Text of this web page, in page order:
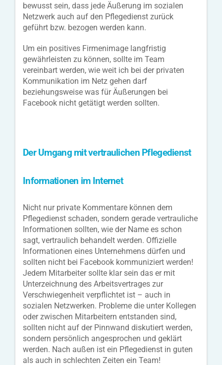
bewusst sein, dass jede Äußerung im sozialen
Netzwerk auch auf den Pflegedienst zurück
geführt bzw. bezogen werden kann.
Um ein positives Firmenimage langfristig
gewährleisten zu können, sollte im Team
vereinbart werden, wie weit ich bei der privaten
Kommunikation im Netz gehen darf
beziehungsweise was für Äußerungen bei
Facebook nicht getätigt werden sollten.
Der Umgang mit vertraulichen Pflegedienst
Informationen im Internet
Nicht nur private Kommentare können dem
Pflegedienst schaden, sondern gerade vertrauliche
Informationen sollten, wie der Name es schon
sagt, vertraulich behandelt werden. Offizielle
Informationen eines Unternehmens dürfen und
sollten nicht bei Facebook kommuniziert werden!
Jedem Mitarbeiter sollte klar sein das er mit
Unterzeichnung des Arbeitsvertrages zur
Verschwiegenheit verpflichtet ist – auch in
sozialen Netzwerken. Probleme die unter Kollegen
oder zwischen Mitarbeitern entstanden sind,
sollten nicht auf der Pinnwand diskutiert werden,
sondern persönlich angesprochen und geklärt
werden. Nach außen ist ein Pflegedienst in guten
als auch in schlechten Zeiten ein Team!